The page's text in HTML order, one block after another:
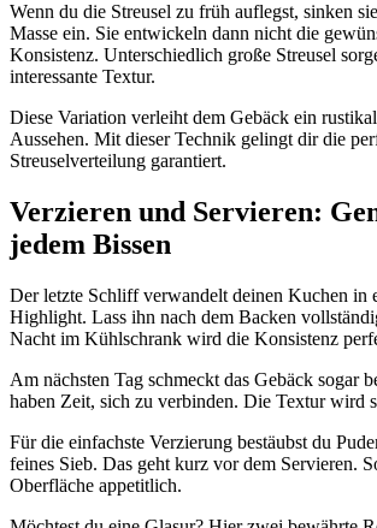
Wenn du die Streusel zu früh auflegst, sinken
Masse ein. Sie entwickeln dann nicht die
Konsistenz. Unterschiedlich große Streusel
interessante Textur.
Diese Variation verleiht dem Gebäck ein
Aussehen. Mit dieser Technik gelingt dir die
Streuselverteilung garantiert.
Verzieren und Servieren:
jedem Bissen
Der letzte Schliff verwandelt deinen Kuchen in
Highlight. Lass ihn nach dem Backen
Nacht im Kühlschrank wird die Konsistenz
Am nächsten Tag schmeckt das Gebäck sogar
haben Zeit, sich zu verbinden. Die Textur wird
Für die einfachste Verzierung bestäubst du
feines Sieb. Das geht kurz vor dem Servieren.
Oberfläche appetitlich.